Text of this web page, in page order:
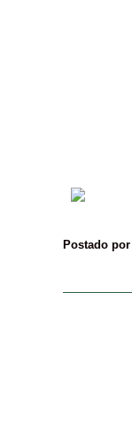
Postado por